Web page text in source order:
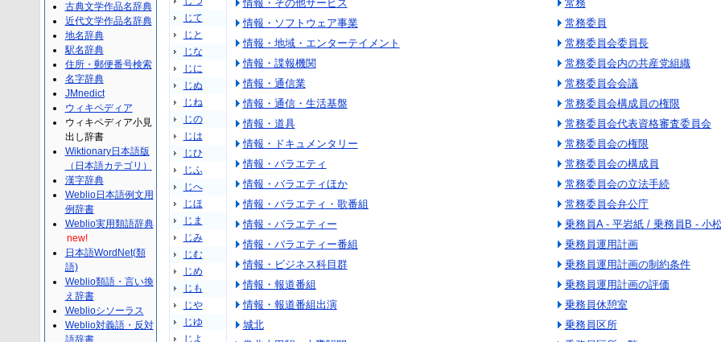
じて
じと
じな
じに
じぬ
じね
じの
じは
じひ
じふ
じへ
じほ
じま
じみ
じむ
じめ
じも
じや
じゆ
じよ
情報・その他サービス
情報・ソフトウェア事業
情報・地域・エンターテイメント
情報・諜報機関
情報・通信業
情報・通信・生活基盤
情報・道具
情報・ドキュメンタリー
情報・バラエティ
情報・バラエティほか
情報・バラエティ・歌番組
情報・バラエティー
情報・バラエティー番組
情報・ビジネス科目群
情報・報道番組
情報・報道番組出演
城北
常務
常務委員
常務委員会委員長
常務委員会内の共産党組織
常務委員会会議
常務委員会構成員の権限
常務委員会代表資格審査委員会
常務委員会の権限
常務委員会の構成員
常務委員会の立法手続
常務委員会弁公庁
乗務員A - 平岩紙 / 乗務員B - 小
乗務員運用計画
乗務員運用計画の制約条件
乗務員運用計画の評価
乗務員休憩室
乗務員区所
古典文学作品名辞典
近代文学作品名辞典
地名辞典
駅名辞典
住所・郵便番号検索
名字辞典
JMnedict
ウィキペディア
ウィキペディア小見
出し辞書
Wiktionary日本語版
（日本語カテゴリ）
漢字辞典
Weblio日本語例文用
例辞書
Weblio実用類語辞典
new!
日本語WordNet(類
語)
Weblio類語・言い換
え辞書
Weblioシソーラス
Weblio対義語・反対
語辞書